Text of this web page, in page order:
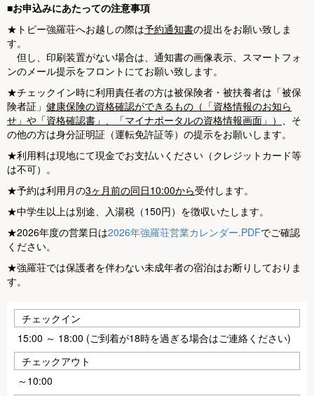
■お申込みにあたっての注意事項
★トピー強羅荘へお越しの際は予約通知書の提出をお願い致しま
す。
但し、印刷装置がない場合は、通知書の画像表示、スマートフォ
ンのメール提示をフロントにてお願い致します。
★チェックイン時に利用責任者の方は被保険者・被扶養者は「被保
険者証」 健康保険の資格確認ができるもの（「資格情報のお知ら
せ」や「資格確認書」、「マイナポータルの資格情報画面」） 、そ
の他の方は身分証明証（運転免許証等）の提示をお願いします。
★利用料は現地にて現金でお支払いください（クレジットカード等
は不可）。
★予約は利用月の3ヶ月前の同日10:00から受付します。
★中学生以上は別途、入湯税（150円）を徴収いたします。
★2026年度の営業日は2026年強羅荘営業カレンダー.PDFでご確認
ください。
★強羅荘では保護者を伴わない未成年者の宿泊はお断りしておりま
す。
チェックイン
15:00 ～ 18:00 (ご到着が18時を過ぎる場合はご連絡ください)
チェックアウト
～10:00